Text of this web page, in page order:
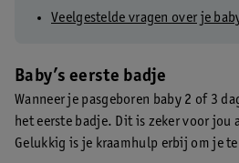
Veelgestelde vragen over je
Baby’s eerste badje
Wanneer je pasgeboren baby 2 of 3
het eerste badje. Dit is zeker voor jou
Gelukkig is je kraamhulp erbij om je